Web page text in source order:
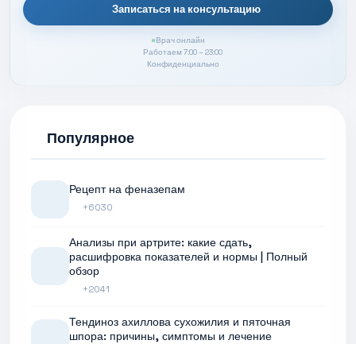
Записаться на консультацию
Врач онлайн
Работаем 7:00 – 23:00
Конфиденциально
Популярное
Рецепт на феназепам
+6030
Анализы при артрите: какие сдать,
расшифровка показателей и нормы | Полный
обзор
+2041
Тендиноз ахиллова сухожилия и пяточная
шпора: причины, симптомы и лечение